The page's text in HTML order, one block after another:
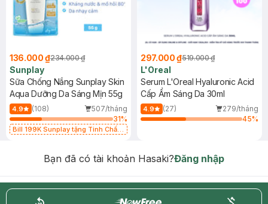
136.000 ₫234.000 ₫
Sunplay
Sữa Chống Nắng Sunplay Skin
Aqua Dưỡng Da Sáng Mịn 55g
4.9 (108)
507/tháng
31%
Bill 199K Sunplay tặng Tinh Chất
297.000 ₫519.000 ₫
L'Oreal
Serum L'Oreal Hyaluronic Acid
Cấp Ẩm Sáng Da 30ml
4.9 (27)
279/tháng
45%
Bạn đã có tài khoản Hasaki?Đăng nhập